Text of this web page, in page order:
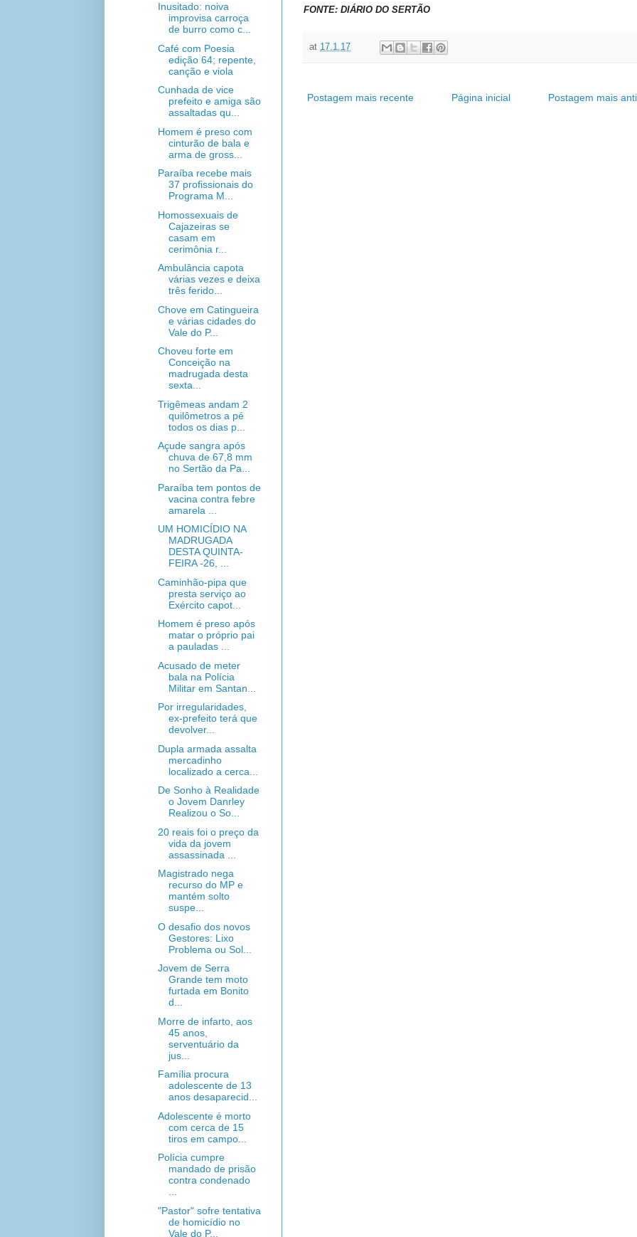
FONTE: DIÁRIO DO SERTÃO
at 17.1.17
Postagem mais recente Postagem mais
Página inicial
Inusitado: noiva
improvisa carroça
de burro como c...
Café com Poesia
edição 64; repente,
canção e viola
Cunhada de vice
prefeito e amiga são
assaltadas qu...
Homem é preso com
cinturão de bala e
arma de gross...
Paraíba recebe mais
37 profissionais do
Programa M...
Homossexuais de
Cajazeiras se
casam em
cerimônia r...
Ambulância capota
várias vezes e deixa
três ferido...
Chove em Catingueira
e várias cidades do
Vale do P...
Choveu forte em
Conceição na
madrugada desta
sexta...
Trigêmeas andam 2
quilômetros a pé
todos os dias p...
Açude sangra após
chuva de 67,8 mm
no Sertão da Pa...
Paraíba tem pontos de
vacina contra febre
amarela ...
UM HOMICÍDIO NA
MADRUGADA
DESTA QUINTA-
FEIRA -26, ...
Caminhão-pipa que
presta serviço ao
Exército capot...
Homem é preso após
matar o próprio pai
a pauladas ...
Acusado de meter
bala na Polícia
Militar em Santan...
Por irregularidades,
ex-prefeito terá que
devolver...
Dupla armada assalta
mercadinho
localizado a cerca...
De Sonho à Realidade
o Jovem Danrley
Realizou o So...
20 reais foi o preço da
vida da jovem
assassinada ...
Magistrado nega
recurso do MP e
mantém solto
suspe...
O desafio dos novos
Gestores: Lixo
Problema ou Sol...
Jovem de Serra
Grande tem moto
furtada em Bonito
d...
Morre de infarto, aos
45 anos,
serventuário da
jus...
Família procura
adolescente de 13
anos desaparecid...
Adolescente é morto
com cerca de 15
tiros em campo...
Polícia cumpre
mandado de prisão
contra condenado
"Pastor" sofre tentativa
de homicídio no
Vale do P...